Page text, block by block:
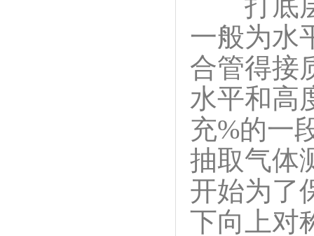
一般为水
合管得接
水平和高
充%的一
抽取气体
开始为了
下向上对